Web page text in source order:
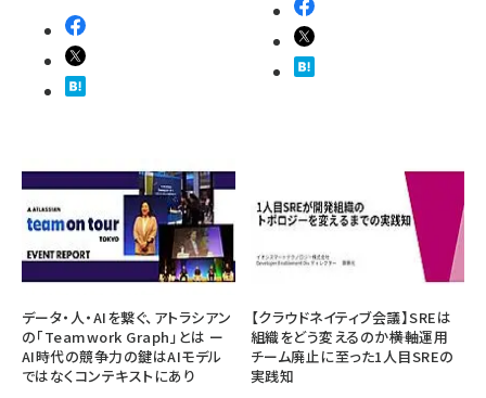
データ・人・AIを繋ぐ、アトラシアン
の「Teamwork Graph」とは ー
AI時代の競争力の鍵はAIモデル
ではなくコンテキストにあり
【クラウドネイティブ会議】SREは
組織をどう変えるのか――横軸運用
チーム廃止に至った1人目SREの
実践知